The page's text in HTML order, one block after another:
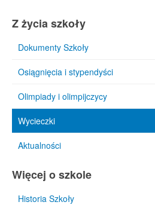
Z życia szkoły
Dokumenty Szkoły
Osiągnięcia i stypendyści
Olimpiady i olimpijczycy
Wycieczki
Aktualności
Więcej o szkole
Historia Szkoły